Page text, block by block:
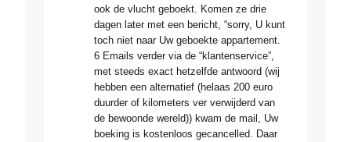
ook de vlucht geboekt. Komen ze drie
dagen later met een bericht, “sorry, U kunt
toch niet naar Uw geboekte appartement.
6 Emails verder via de “klantenservice”,
met steeds exact hetzelfde antwoord (wij
hebben een alternatief (helaas 200 euro
duurder of kilometers ver verwijderd van
de bewoonde wereld)) kwam de mail, Uw
boeking is kostenloos gecancelled. Daar